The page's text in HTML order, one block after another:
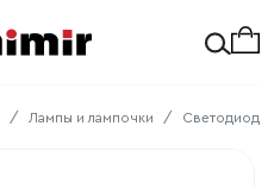
Лампы и лампочки